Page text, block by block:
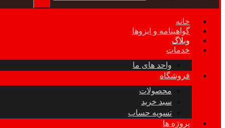
خانه
گواهینامه و ایزوها
وبلاگ
خدمات
واحد های ما
فروشگاه
محصولات
سبد خرید
تسویه حساب
پروژه ها